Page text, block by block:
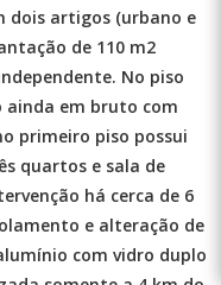
dois artigos (urbano e
de 110 m2
No piso
ainda em bruto com
primeiro piso possui
quartos e sala de
há cerca de 6
e alteração de
com vidro duplo